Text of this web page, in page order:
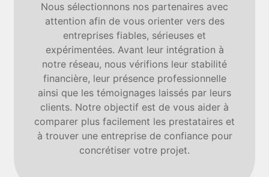
Nous sélectionnons nos partenaires avec
attention afin de vous orienter vers des
entreprises fiables, sérieuses et
expérimentées. Avant leur intégration à
notre réseau, nous vérifions leur stabilité
financière, leur présence professionnelle
ainsi que les témoignages laissés par leurs
clients. Notre objectif est de vous aider à
comparer plus facilement les prestataires et
à trouver une entreprise de confiance pour
concrétiser votre projet.